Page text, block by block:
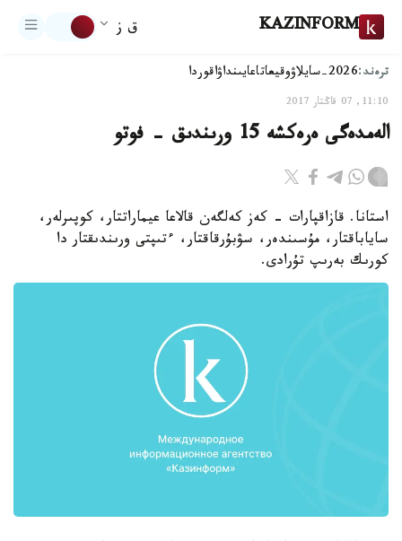
KAZINFORM ق ز
ترەند:2026-سايلاۋ وقيعاتاعايىنداۋاقوردا
11:10, 07 قاڭتار 2017
الەمدەگى ەرەكشە 15 ورىندىق - فوتو
استانا. قازاقپارات - كەز كەلگەن قالاعا عيماراتتار، كوپىرلەر،
ساياباقتار، مۇسىندەر، سۋبۇرقاقتار، ءتىپتى ورىندىقتار دا
كورىك بەرىپ تۇرادى.